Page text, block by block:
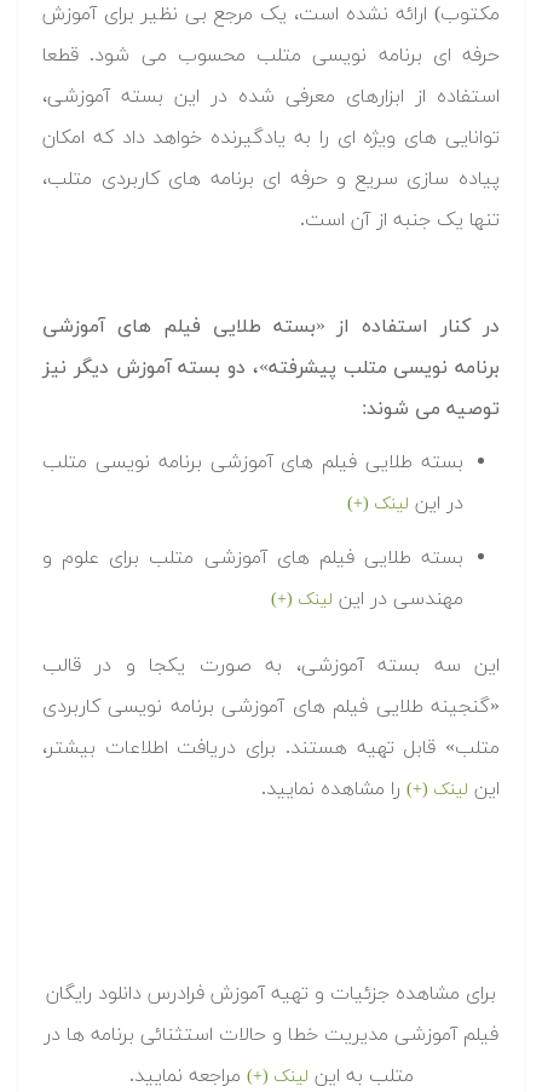
مکتوب) ارائه نشده است، یک مرجع بی نظیر برای آموزش
حرفه ای برنامه نویسی متلب محسوب می شود. قطعا
استفاده از ابزارهای معرفی شده در این بسته آموزشی،
توانایی های ویژه ای را به یادگیرنده خواهد داد که امکان
پیاده سازی سریع و حرفه ای برنامه های کاربردی متلب،
تنها یک جنبه از آن است.
در کنار استفاده از «بسته طلایی فیلم های آموزشی
برنامه نویسی متلب پیشرفته»، دو بسته آموزش دیگر نیز
توصیه می شوند:
بسته طلایی فیلم های آموزشی برنامه نویسی متلب
در این لینک (+)
بسته طلایی فیلم های آموزشی متلب برای علوم و
مهندسی در این لینک (+)
این سه بسته آموزشی، به صورت یکجا و در قالب
«گنجینه طلایی فیلم های آموزشی برنامه نویسی کاربردی
متلب» قابل تهیه هستند. برای دریافت اطلاعات بیشتر،
این لینک (+) را مشاهده نمایید.
برای مشاهده جزئیات و تهیه آموزش فرادرس دانلود رایگان
فیلم آموزشی مدیریت خطا و حالات استثنائی برنامه ها در
متلب به این لینک (+) مراجعه نمایید.